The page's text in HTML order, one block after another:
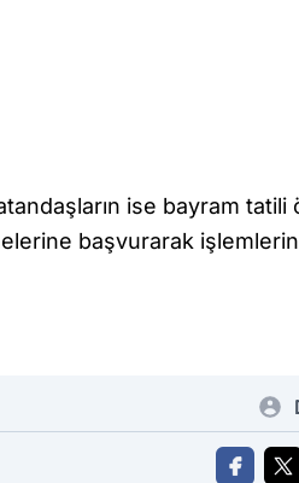
ise bayram
başvurarak